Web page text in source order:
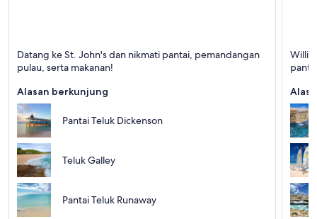
Terkenal dengan Pantai, Kepulauan, dan Laut
Datang ke St. John's dan nikmati pantai, pemandangan
pulau, serta makanan!
Alasan berkunjung
Pantai Teluk Dickenson
Teluk Galley
Pantai Teluk Runaway